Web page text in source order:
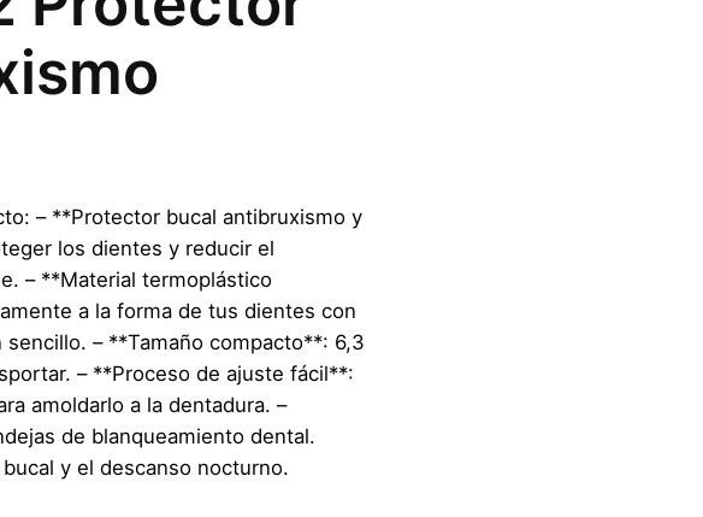
– **Protector bucal antibruxismo y
los dientes y reducir el
– **Material termoplástico
a la forma de tus dientes con
– **Tamaño compacto**: 6,3
– **Proceso de ajuste fácil**:
amoldarlo a la dentadura. –
de blanqueamiento dental.
y el descanso nocturno.